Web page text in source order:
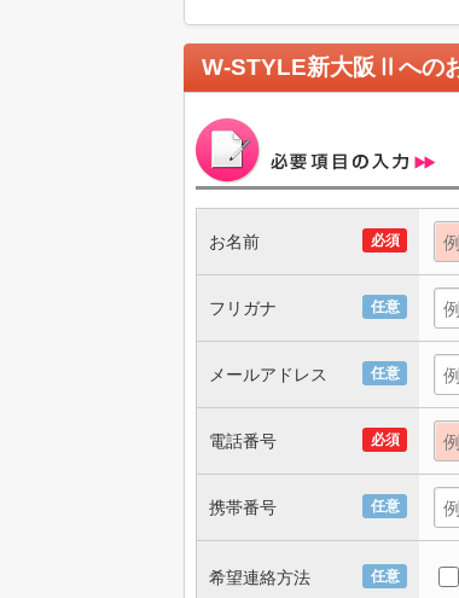
W-STYLE新大阪Ⅱ への
必須
お名前
任意
フリガナ
任意
メールアドレス
必須
電話番号
任意
携帯番号
任意
希望連絡方法